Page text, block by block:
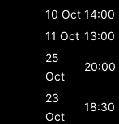
10 Oct 14:00
11 Oct 13:00
25
Oct
20:00
23
Oct
18:30